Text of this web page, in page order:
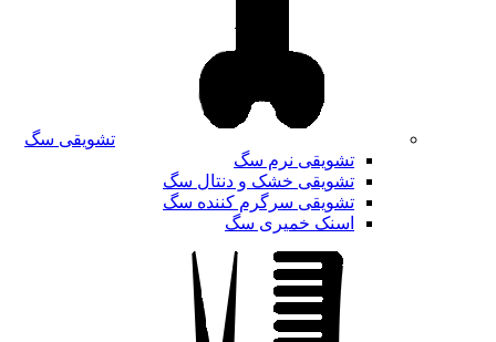
تشویقی سگ
تشویقی نرم سگ
تشویقی خشک و دنتال سگ
تشویقی سرگرم کننده سگ
اسنک خمیری سگ